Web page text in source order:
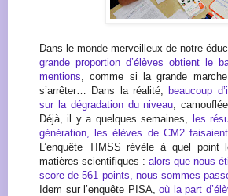
Dans le monde merveilleux de notre
grande proportion d’élèves obtient le
mentions , comme si la grande
s’arrêter… Dans la réalité,beaucoup
sur la dégradation du niveau ,
Déjà, il y a quelques semaines, les
génération, les élèves de CM2
L’enquête TIMSS révèle à quel
matières scientifiques :alors que nous
score de 561 points, nous sommes
Idem sur l’enquête PISA,où la part